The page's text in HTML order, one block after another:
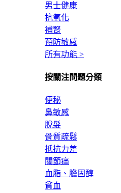
男士健康
抗氧化
補腎
預防敏感
所有功能 >
按關注問題分類
便秘
鼻敏感
脫髮
骨質疏鬆
抵抗力差
關節痛
血脂、膽固醇
貧血